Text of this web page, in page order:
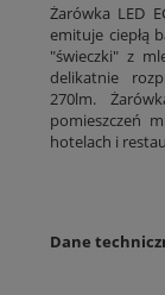
Żarówka LED
emituje ciepłą
"świeczki" z
delikatnie
270lm.
pomieszczeń
hotelach i
Dane